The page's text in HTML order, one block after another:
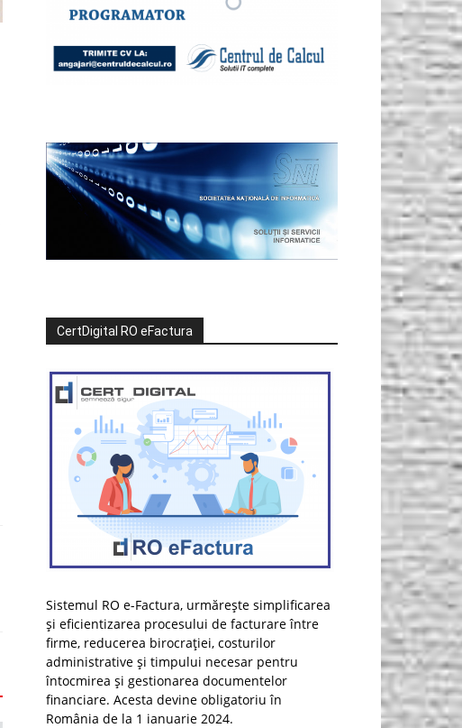
CertDigital RO eFactura
Sistemul RO e-Factura, urmărește simplificarea
și eficientizarea procesului de facturare între
firme, reducerea birocrației, costurilor
administrative și timpului necesar pentru
întocmirea și gestionarea documentelor
financiare. Acesta devine obligatoriu în
România de la 1 ianuarie 2024.